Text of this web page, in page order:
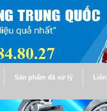
Sản phẩm đã xử lý